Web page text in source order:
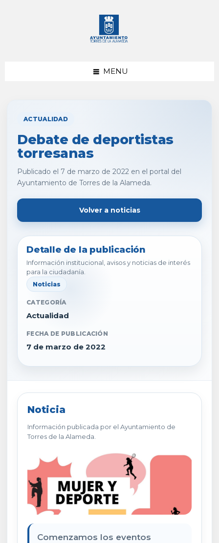
MENU
ACTUALIDAD
Debate de deportistas
torresanas
Publicado el 7 de marzo de 2022 en el portal del
Ayuntamiento de Torres de la Alameda.
Volver a noticias
Detalle de la publicación
Información institucional, avisos y noticias de interés
para la ciudadanía.
Noticias
CATEGORÍA
Actualidad
FECHA DE PUBLICACIÓN
7 de marzo de 2022
Noticia
Información publicada por el Ayuntamiento de
Torres de la Alameda.
Comenzamos los eventos